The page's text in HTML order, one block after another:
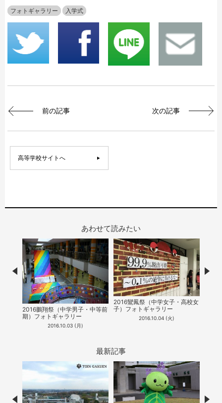
フォトギャラリー 入学式
前の記事 次の記事
高等学校サイトへ
あわせて読みたい
2016鵬翔祭（中学男子・中等前
期）フォトギャラリー
2016.10.03 (月)
2016鸞鳳祭（中学女子・高校女
子）フォトギャラリー
2016.10.04 (火)
Prev
最新記事
Prev